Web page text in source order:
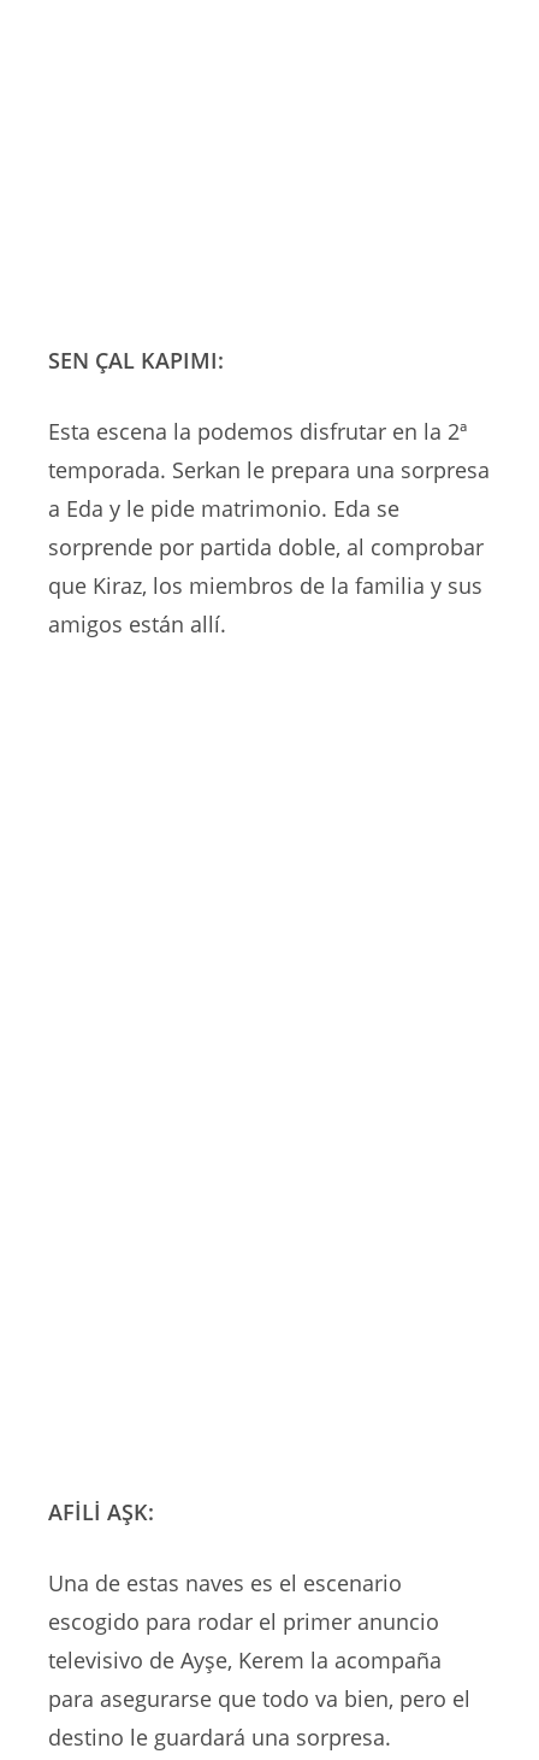
SEN ÇAL KAPIMI:
Esta escena la podemos disfrutar en la 2ª
temporada. Serkan le prepara una sorpresa
a Eda y le pide matrimonio. Eda se
sorprende por partida doble, al comprobar
que Kiraz, los miembros de la familia y sus
amigos están allí.
AFİLİ AŞK:
Una de estas naves es el escenario
escogido para rodar el primer anuncio
televisivo de Ayşe, Kerem la acompaña
para asegurarse que todo va bien, pero el
destino le guardará una sorpresa.